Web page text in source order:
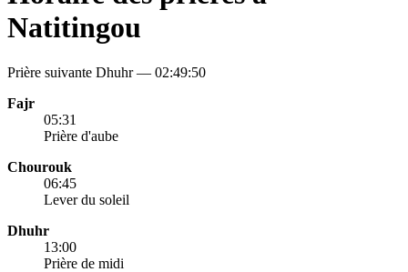
Natitingou
Prière suivante Dhuhr — 02:49:50
Fajr
05:31
Prière d'aube
Chourouk
06:45
Lever du soleil
Dhuhr
13:00
Prière de midi